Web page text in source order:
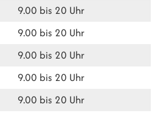
9.00 bis 20 Uhr
9.00 bis 20 Uhr
9.00 bis 20 Uhr
9.00 bis 20 Uhr
9.00 bis 20 Uhr